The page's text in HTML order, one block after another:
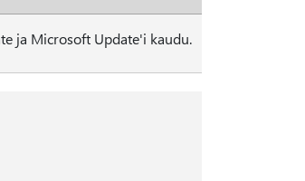
ja Microsoft Update'i kaudu.